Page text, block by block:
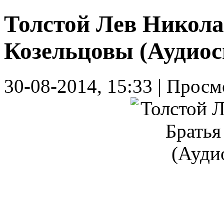
Толстой Лев
Козельцовы
30-08-2014, 15:33 |